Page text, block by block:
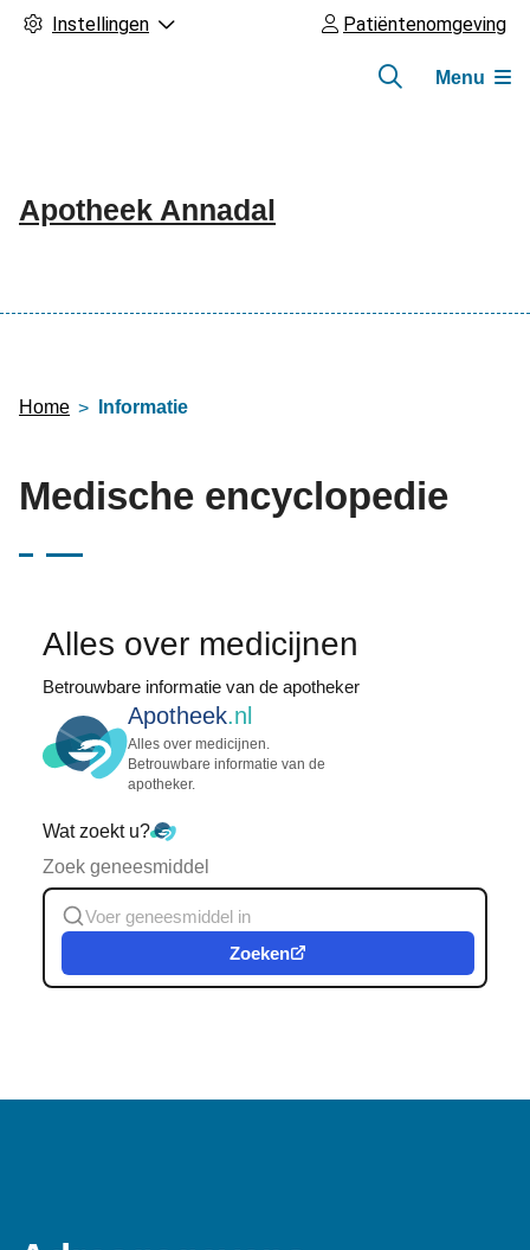
Instellingen Patiëntenomgeving
Apotheek Annadal
Menu
Home Informatie
Medische encyclopedie
Alles over medicijnen
Betrouwbare informatie van de apotheker
Apotheek.nl
Alles over medicijnen.
Betrouwbare informatie van de
apotheker.
Wat zoekt u?
Zoek geneesmiddel
Zoeken